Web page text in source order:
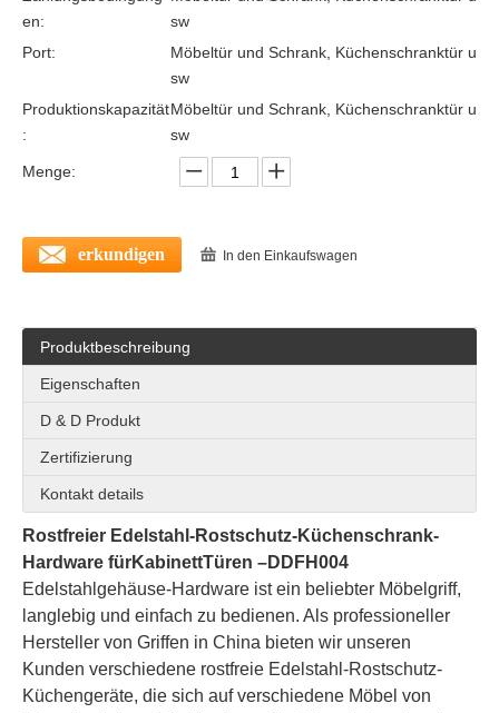
Euro -Profil Zylinder 3 Grad 304 für Holztüren –DDFH012 Grade 316 Antirust Furniture Griff für Feuerschlauchrollen –DDFH013
en:
sw
Port:
Möbeltür und Schrank, Küchenschranktür u
sw
Produktionskapazität
:
Möbeltür und Schrank, Küchenschranktür u
sw
Menge:
erkundigen In den Einkaufswagen
Produktbeschreibung
Eigenschaften
D & D Produkt
Zertifizierung
Kontakt details
Rostfreier Edelstahl-Rostschutz-Küchenschrank-
Hardware fürKabinettTüren –DDFH004
Edelstahlgehäuse-Hardware ist ein beliebter Möbelgriff,
langlebig und einfach zu bedienen. Als professioneller
Hersteller von Griffen in China bieten wir unseren
Kunden verschiedene rostfreie Edelstahl-Rostschutz-
Küchengeräte, die sich auf verschiedene Möbel von